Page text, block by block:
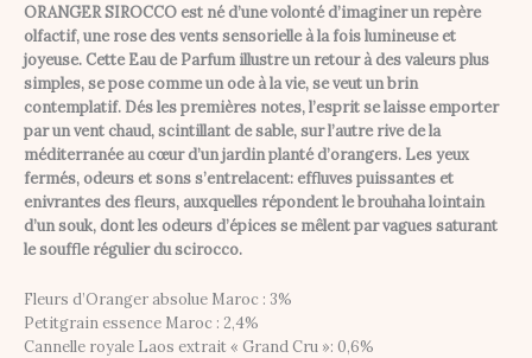
ORANGER SIROCCO est né d’une volonté d’imaginer un repère
olfactif, une rose des vents sensorielle à la fois lumineuse et
joyeuse. Cette Eau de Parfum illustre un retour à des valeurs plus
simples, se pose comme un ode à la vie, se veut un brin
contemplatif. Dés les premières notes, l’esprit se laisse emporter
par un vent chaud, scintillant de sable, sur l’autre rive de la
méditerranée au cœur d’un jardin planté d’orangers. Les yeux
fermés, odeurs et sons s’entrelacent: effluves puissantes et
enivrantes des fleurs, auxquelles répondent le brouhaha lointain
d’un souk, dont les odeurs d’épices se mêlent par vagues saturant
le souffle régulier du scirocco.
Fleurs d’Oranger absolue Maroc : 3%
Petitgrain essence Maroc : 2,4%
Cannelle royale Laos extrait « Grand Cru »: 0,6%